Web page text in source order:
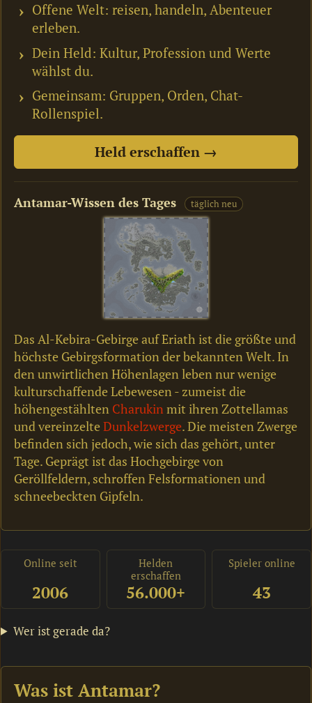
Offene Welt: reisen, handeln, Abenteuer
erleben.
Dein Held: Kultur, Profession und Werte
wählst du.
Gemeinsam: Gruppen, Orden, Chat-
Rollenspiel.
Held erschaffen →
Antamar-Wissen des Tages täglich neu
Das Al-Kebira-Gebirge auf Eriath ist die größte und
höchste Gebirgsformation der bekannten Welt. In
den unwirtlichen Höhenlagen leben nur wenige
kulturschaffende Lebewesen - zumeist die
höhengestählten Charukin mit ihren Zottellamas
und vereinzelte Dunkelzwerge. Die meisten Zwerge
befinden sich jedoch, wie sich das gehört, unter
Tage. Geprägt ist das Hochgebirge von
Geröllfeldern, schroffen Felsformationen und
schneebeckten Gipfeln.
Online seit
2006
Helden
erschaffen
56.000+
Spieler online
43
Wer ist gerade da?
Was ist Antamar?